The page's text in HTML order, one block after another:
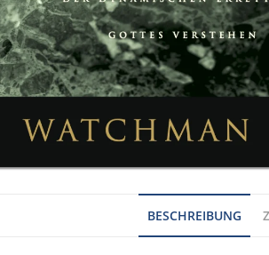
BESCHREIBUNG